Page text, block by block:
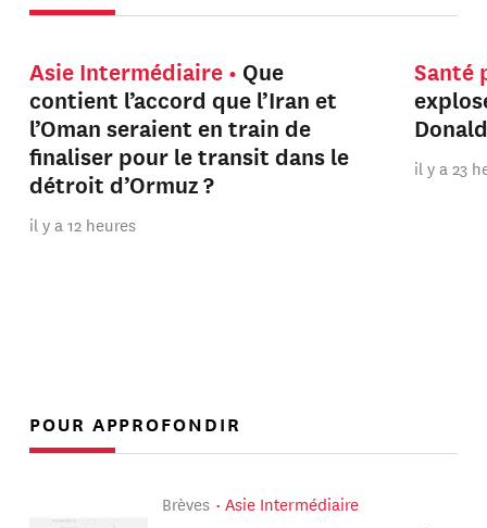
Asie Intermédiaire
Que
contient l’accord que l’Iran et
l’Oman seraient en train de
finaliser pour le transit dans le
détroit d’Ormuz ?
il y a 12 heures
Santé
il y a 23
POUR APPROFONDIR
Brèves Asie Intermédiaire